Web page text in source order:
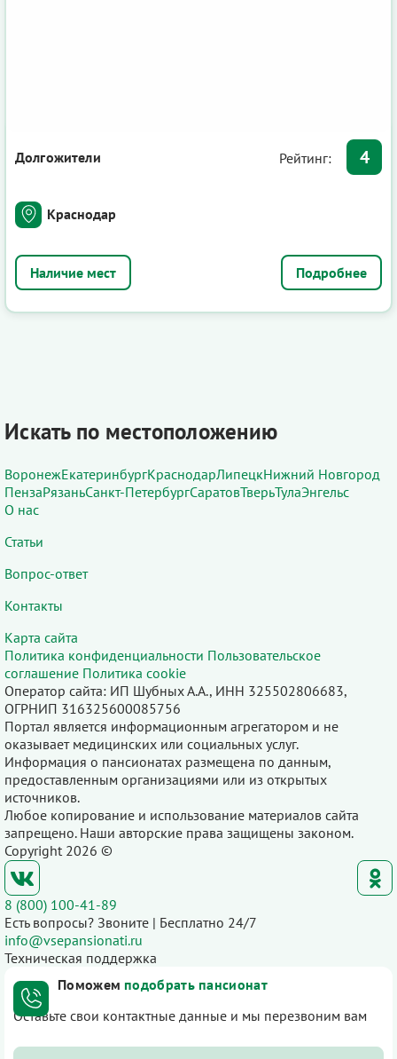
Долгожители Рейтинг: 4
Краснодар
Подробнее
Искать по местоположению
ВоронежЕкатеринбургКраснодарЛипецкНижний Новгород
ПензаРязаньСанкт-ПетербургСаратовТверьТулаЭнгельс
О нас
Статьи
Вопрос-ответ
Контакты
Карта сайта
Политика конфиденциальности Пользовательское
соглашение Политика cookie
Оператор сайта: ИП Шубных А.А., ИНН 325502806683,
ОГРНИП 316325600085756
Портал является информационным агрегатором и не
оказывает медицинских или социальных услуг.
Информация о пансионатах размещена по данным,
предоставленным организациями или из открытых
источников.
Любое копирование и использование материалов сайта
запрещено. Наши авторские права защищены законом.
Copyright 2026 ©
8 (800) 100-41-89
Есть вопросы? Звоните | Бесплатно 24/7
info@vsepansionati.ru
Техническая поддержка
Поможем подобрать пансионат
Оставьте свои контактные данные и мы перезвоним вам